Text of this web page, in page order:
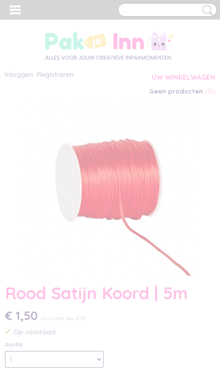
Inloggen Registreren UW WINKELWAGEN
Geen producten (0)
Rood Satijn Koord | 5m
€ 1,50 (inclusief btw 21%)
✓ Op voorraad
Aantal